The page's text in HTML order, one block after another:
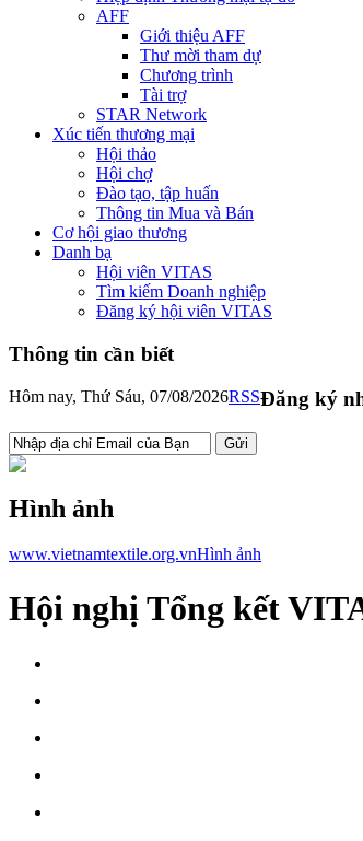
AFF
Giới thiệu AFF
Thư mời tham dự
Chương trình
Tài trợ
STAR Network
Xúc tiến thương mại
Hội thảo
Hội chợ
Đào tạo, tập huấn
Thông tin Mua và Bán
Cơ hội giao thương
Danh bạ
Hội viên VITAS
Tìm kiếm Doanh nghiệp
Đăng ký hội viên VITAS
Thông tin cần biết
Hôm nay, Thứ Sáu, 07/08/2026RSSĐăng ký
Hình ảnh
www.vietnamtextile.org.vnHình ảnh
Hội nghị Tổng kết